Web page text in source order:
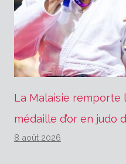
La Malaisie remporte
médaille d’or en judo
8 août 2026